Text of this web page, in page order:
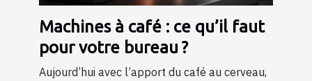
Machines à café : ce qu’il faut
pour votre bureau ?
Aujourd’hui avec l’apport du café au cerveau,